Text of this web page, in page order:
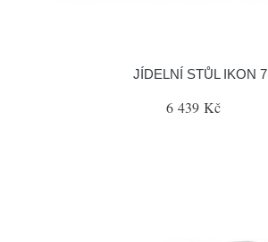
JÍDELNÍ STŮL IKON 7
6 439 Kč